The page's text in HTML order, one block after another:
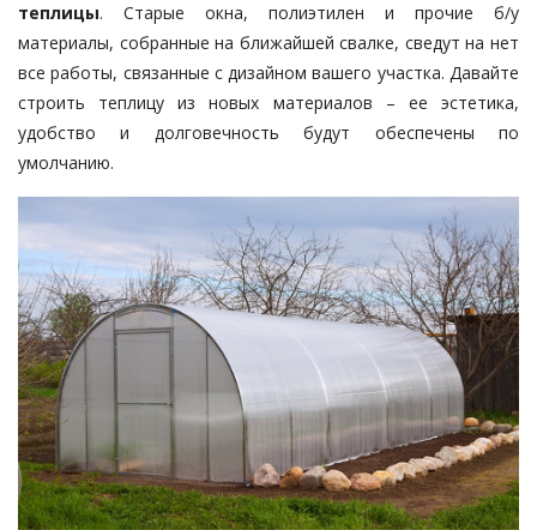
теплицы. Старые окна, полиэтилен и прочие б/у
материалы, собранные на ближайшей свалке, сведут на нет
все работы, связанные с дизайном вашего участка. Давайте
строить теплицу из новых материалов – ее эстетика,
удобство и долговечность будут обеспечены по
умолчанию.